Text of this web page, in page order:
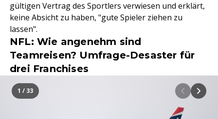
gültigen Vertrag des Sportlers verwiesen und erklärt,
keine Absicht zu haben, "gute Spieler ziehen zu
lassen".
NFL: Wie angenehm sind
Teamreisen? Umfrage-Desaster für
drei Franchises
1 / 33